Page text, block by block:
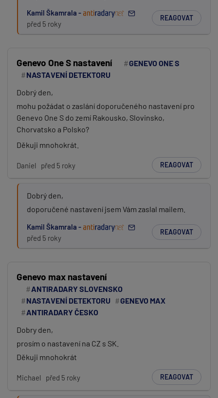
Kamil Škamrala -
před 5 roky
REAGOVAT
Genevo One S nastavení
GENEVO ONE S
NASTAVENÍ DETEKTORU
Dobrý den,
mohu požádat o zaslání doporučeného nastavení pro
Genevo One S do zemí Rakousko, Slovinsko,
Chorvatsko a Polsko?
Děkuji mnohokrát.
Daniel před 5 roky REAGOVAT
Dobrý den,
doporučené nastavení jsem Vám zaslal mailem.
Kamil Škamrala -
před 5 roky
REAGOVAT
Genevo max nastavení
ANTIRADARY SLOVENSKO
NASTAVENÍ DETEKTORU
GENEVO MAX
ANTIRADARY ČESKO
Dobry den,
prosím o nastavení na CZ s SK.
Děkuji mnohokrát
Michael před 5 roky REAGOVAT